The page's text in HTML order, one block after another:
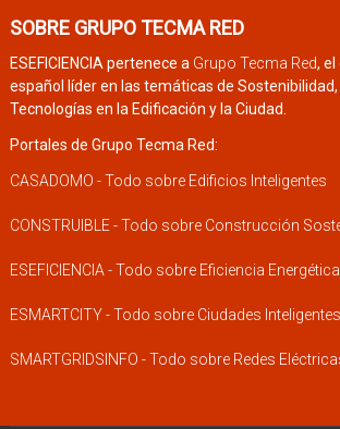
SOBRE GRUPO TECMA RED
ESEFICIENCIA pertenece a Grupo Tecma Red,
español líder en las temáticas de Sostenibilidad,
Tecnologías en la Edificación y la Ciudad.
Portales de Grupo Tecma Red:
CASADOMO - Todo sobre Edificios Inteligentes
CONSTRUIBLE - Todo sobre Construcción
ESEFICIENCIA - Todo sobre Eficiencia Energética
ESMARTCITY - Todo sobre Ciudades Inteligentes
SMARTGRIDSINFO - Todo sobre Redes